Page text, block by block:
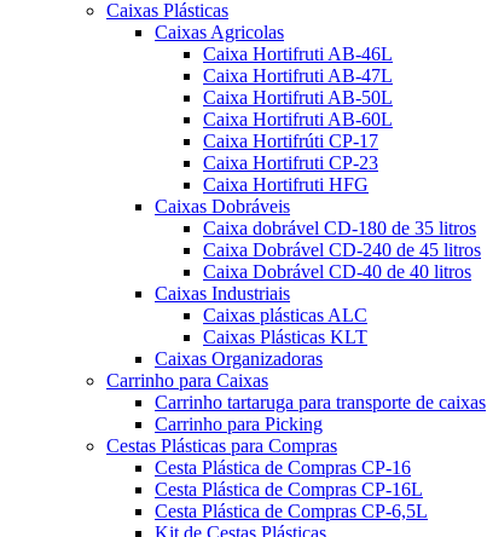
Caixas Plásticas
Caixas Agricolas
Caixa Hortifruti AB-46L
Caixa Hortifruti AB-47L
Caixa Hortifruti AB-50L
Caixa Hortifruti AB-60L
Caixa Hortifrúti CP-17
Caixa Hortifruti CP-23
Caixa Hortifruti HFG
Caixas Dobráveis
Caixa dobrável CD-180 de 35 litros
Caixa Dobrável CD-240 de 45 litros
Caixa Dobrável CD-40 de 40 litros
Caixas Industriais
Caixas plásticas ALC
Caixas Plásticas KLT
Caixas Organizadoras
Carrinho para Caixas
Carrinho tartaruga para transporte de caixas
Carrinho para Picking
Cestas Plásticas para Compras
Cesta Plástica de Compras CP-16
Cesta Plástica de Compras CP-16L
Cesta Plástica de Compras CP-6,5L
Kit de Cestas Plásticas